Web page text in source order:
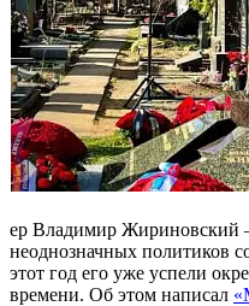
ер Владимир Жириновский
неоднозначных политиков
этот год его уже успели
времени. Об этом написал